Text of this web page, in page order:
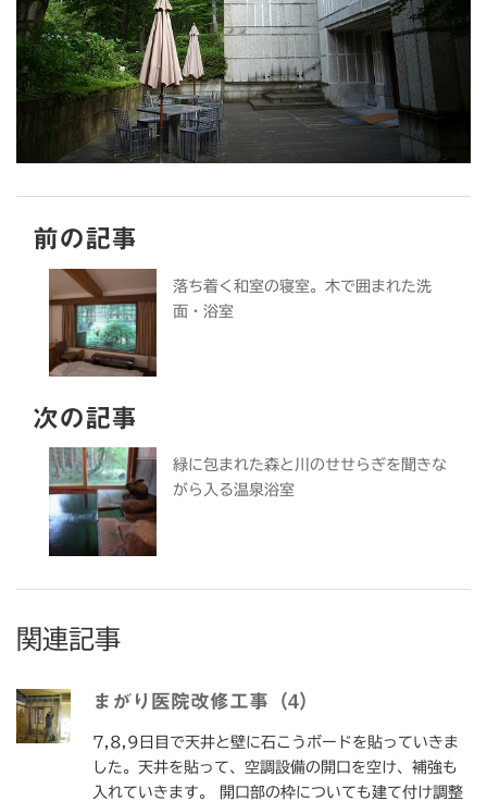
前の記事
落ち着く和室の寝室。木で囲まれた洗
面・浴室
次の記事
緑に包まれた森と川のせせらぎを聞きな
がら入る温泉浴室
関連記事
まがり医院改修工事（4）
7,8,9日目で天井と壁に石こうボードを貼っていきま
した。天井を貼って、空調設備の開口を空け、補強も
入れていきます。 開口部の枠についても建て付け調整